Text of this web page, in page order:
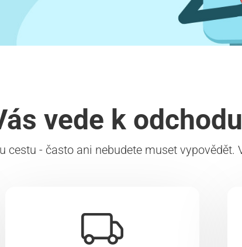
vede k
- často ani nebudete muset vypovědět.